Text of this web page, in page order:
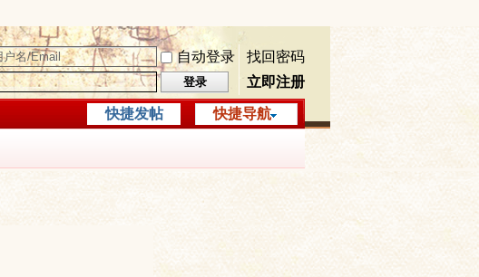
自动登录
找回密码
登录 立即注册
快捷导航
快捷发帖